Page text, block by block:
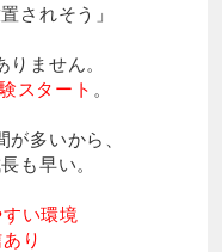
されそう」
ません。
スタート 。
多いから、
も早い。
い環境
り